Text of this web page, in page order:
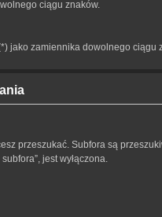
ciągu znaków.
jako zamiennika dowolnego ciągu
przeszukać. Subfora są
jest wyłączona.